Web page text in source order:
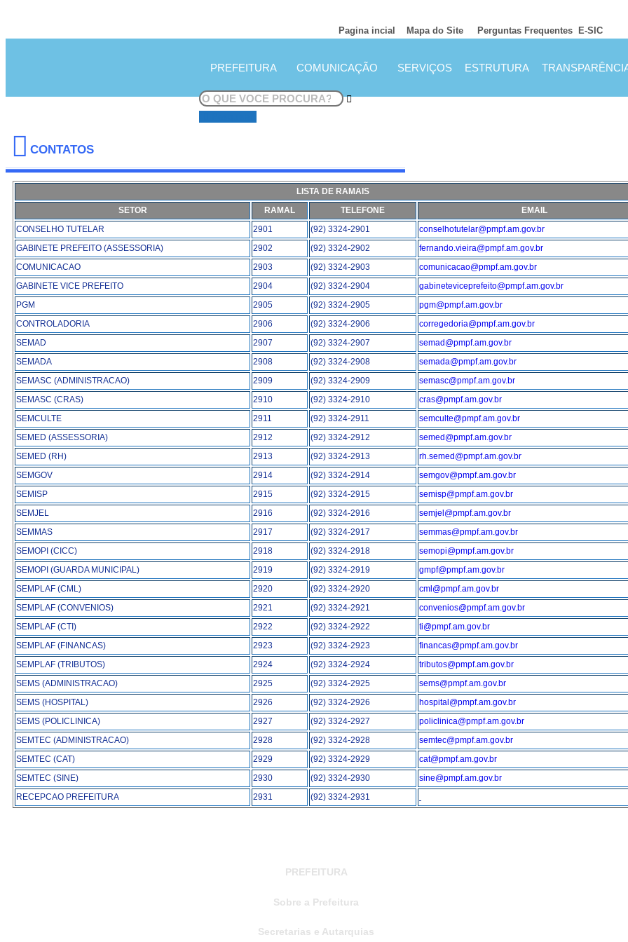
Pagina incial Mapa do Site Perguntas Frequentes E-SIC
PREFEITURA COMUNICAÇÃO SERVIÇOS ESTRUTURA
CONTATOS
LISTA DE RAMAIS
SETOR
RAMAL TELEFONE
EMAIL
CONSELHO TUTELAR
2901 (92) 3324-2901
conselhotutelar@pmpf.am.gov.br
GABINETE PREFEITO (ASSESSORIA)
2902 (92) 3324-2902
fernando.vieira@pmpf.am.gov.br
COMUNICACAO
2903 (92) 3324-2903
comunicacao@pmpf.am.gov.br
GABINETE VICE PREFEITO
2904 (92) 3324-2904
gabineteviceprefeito@pmpf.am.gov.br
PGM
2905 (92) 3324-2905
pgm@pmpf.am.gov.br
CONTROLADORIA
2906 (92) 3324-2906
corregedoria@pmpf.am.gov.br
SEMAD
2907 (92) 3324-2907
semad@pmpf.am.gov.br
SEMADA
2908 (92) 3324-2908
semada@pmpf.am.gov.br
SEMASC (ADMINISTRACAO)
2909 (92) 3324-2909
semasc@pmpf.am.gov.br
SEMASC (CRAS)
2910 (92) 3324-2910
cras@pmpf.am.gov.br
SEMCULTE
2911 (92) 3324-2911
semculte@pmpf.am.gov.br
SEMED (ASSESSORIA)
2912 (92) 3324-2912
semed@pmpf.am.gov.br
SEMED (RH)
2913 (92) 3324-2913
rh.semed@pmpf.am.gov.br
SEMGOV
2914 (92) 3324-2914
semgov@pmpf.am.gov.br
SEMISP
2915 (92) 3324-2915
semisp@pmpf.am.gov.br
SEMJEL
2916 (92) 3324-2916
semjel@pmpf.am.gov.br
SEMMAS
2917 (92) 3324-2917
semmas@pmpf.am.gov.br
SEMOPI (CICC)
2918 (92) 3324-2918
semopi@pmpf.am.gov.br
SEMOPI (GUARDA MUNICIPAL)
2919 (92) 3324-2919
gmpf@pmpf.am.gov.br
SEMPLAF (CML)
2920 (92) 3324-2920
cml@pmpf.am.gov.br
SEMPLAF (CONVENIOS)
2921 (92) 3324-2921
convenios@pmpf.am.gov.br
SEMPLAF (CTI)
2922 (92) 3324-2922
ti@pmpf.am.gov.br
SEMPLAF (FINANCAS)
2923 (92) 3324-2923
financas@pmpf.am.gov.br
SEMPLAF (TRIBUTOS)
2924 (92) 3324-2924
tributos@pmpf.am.gov.br
SEMS (ADMINISTRACAO)
2925 (92) 3324-2925
sems@pmpf.am.gov.br
SEMS (HOSPITAL)
2926 (92) 3324-2926
hospital@pmpf.am.gov.br
SEMS (POLICLINICA)
2927 (92) 3324-2927
policlinica@pmpf.am.gov.br
SEMTEC (ADMINISTRACAO)
2928 (92) 3324-2928
semtec@pmpf.am.gov.br
SEMTEC (CAT)
2929 (92) 3324-2929
cat@pmpf.am.gov.br
SEMTEC (SINE)
2930 (92) 3324-2930
sine@pmpf.am.gov.br
RECEPCAO PREFEITURA
2931 (92) 3324-2931
PREFEITURA
Sobre a Prefeitura
Secretarias e Autarquias